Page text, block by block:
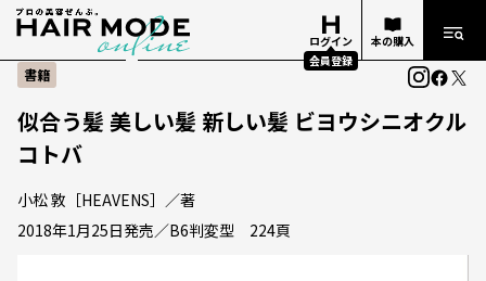
ログイン
会員登録
本の購入
書籍
似合う髪 美しい髪 新しい髪 ビヨウシニオクル
コトバ
小松 敦［HEAVENS］／著
2018年1月25日発売／B6判変型 224頁